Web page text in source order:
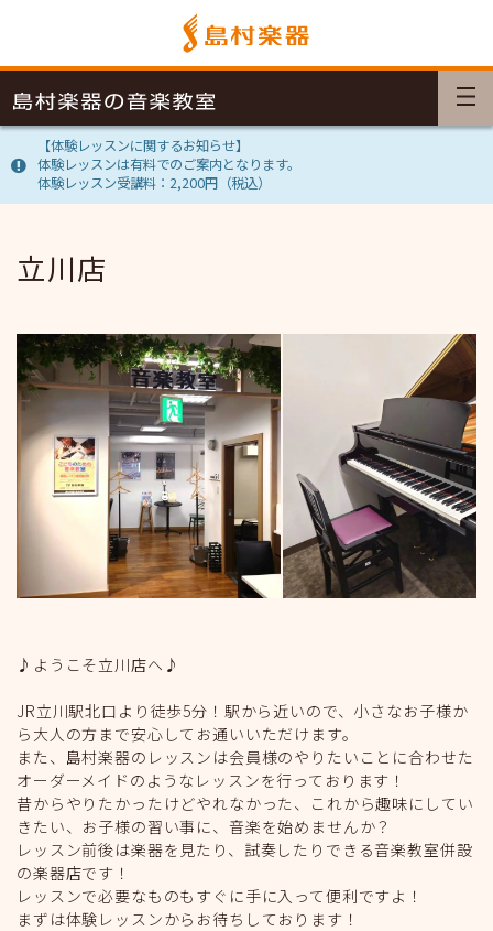
【体験レッスンに関するお知らせ】
体験レッスンは有料でのご案内となります。
体験レッスン受講料：2,200円（税込）
立川店
♪ようこそ立川店へ♪
JR立川駅北口より徒歩5分！駅から近いので、小さなお子様か
ら大人の方まで安心してお通いいただけます。
また、島村楽器のレッスンは会員様のやりたいことに合わせた
オーダーメイドのようなレッスンを行っております！
昔からやりたかったけどやれなかった、これから趣味にしてい
きたい、お子様の習い事に、音楽を始めませんか？
レッスン前後は楽器を見たり、試奏したりできる音楽教室併設
の楽器店です！
レッスンで必要なものもすぐに手に入って便利ですよ！
まずは体験レッスンからお待ちしております！